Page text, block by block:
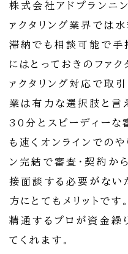
株式会社アドプランニ
ァクタリング業界では
滞納でも相談可能で手
にはとっておきのファ
ァクタリング対応で取
業は有力な選択肢と言
30分とスピーディーな
も速くオンラインでの
ン完結で審査・契約か
接面談する必要がない
方にとてもメリットで
精通するプロが資金繰
てくれます。